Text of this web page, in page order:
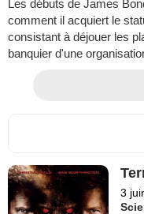
Les débuts de James
comment il acquiert le
consistant à déjouer les
banquier d'une
3